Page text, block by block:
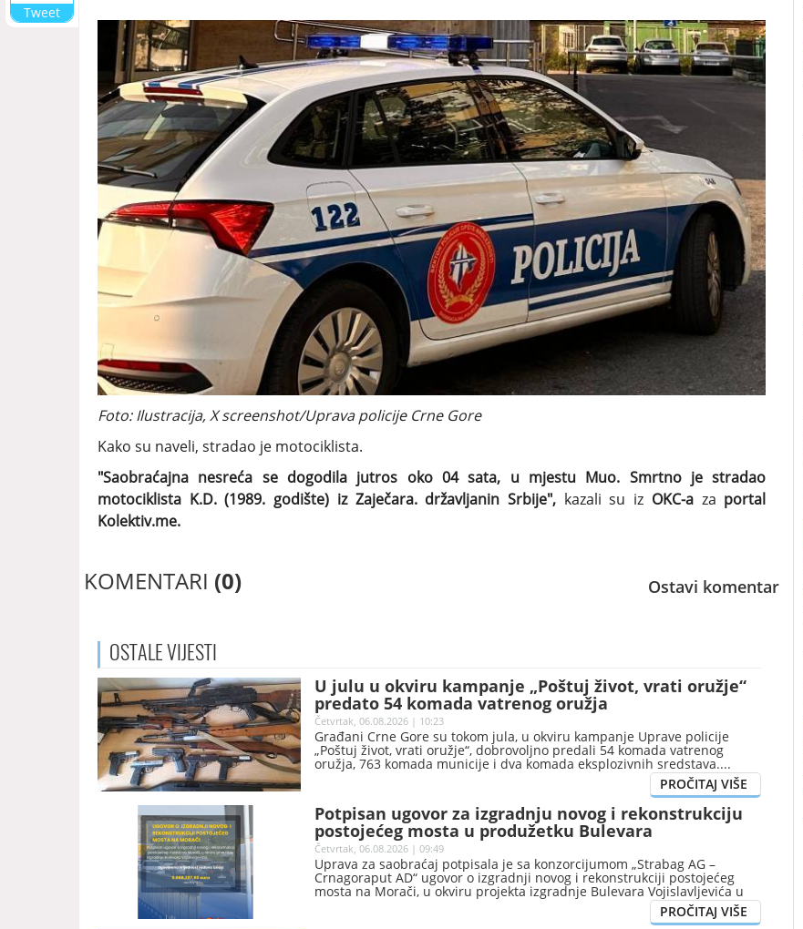
Tweet
Foto: Ilustracija, X screenshot/Uprava policije Crne Gore
Kako su naveli, stradao je motociklista.
"Saobraćajna nesreća se dogodila jutros oko 04 sata, u mjestu Muo. Smrtno je stradao
motociklista K.D. (1989. godište) iz Zaječara. državljanin Srbije", kazali su iz OKC-aza portal
Kolektiv.me.
KOMENTARI (0) Ostavi komentar
OSTALEVIJESTI
U julu u okviru kampanje „Poštuj život, vrati oružje“
predato 54 komada vatrenog oružja
Četvrtak, 06.08.2026 | 10:23
Građani Crne Gore su tokom jula, u okviru kampanje Uprave policije
„Poštuj život, vrati oružje“, dobrovoljno predali 54 komada vatrenog
oružja, 763 komada municije i dva komada eksplozivnih sredstava.
Potpisan ugovor za izgradnju novog i rekonstrukciju
postojećeg mosta u produžetku Bulevara
Vojislavljevića
Četvrtak, 06.08.2026 | 09:49
Uprava za saobraćaj potpisala je sa konzorcijumom „Strabag AG –
Crnagoraput AD“ ugovor o izgradnji novog i rekonstrukciji postojećeg
mosta na Morači, u okviru projekta izgradnje Bulevara Vojislavljevića u